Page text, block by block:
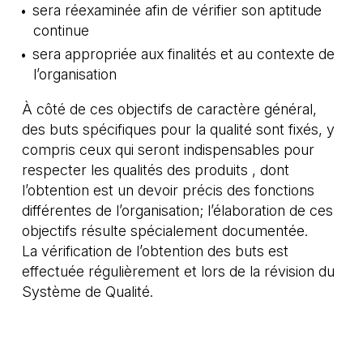
sera réexaminée afin de vérifier son aptitude
continue
sera appropriée aux finalités et au contexte de
l’organisation
À côté de ces objectifs de caractère général,
des buts spécifiques pour la qualité sont fixés, y
compris ceux qui seront indispensables pour
respecter les qualités des produits , dont
l’obtention est un devoir précis des fonctions
différentes de l’organisation; l’élaboration de ces
objectifs résulte spécialement documentée.
La vérification de l’obtention des buts est
effectuée régulièrement et lors de la révision du
Système de Qualité.